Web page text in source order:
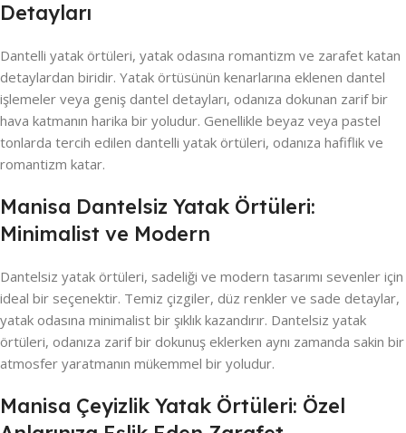
Detayları
Dantelli yatak örtüleri, yatak odasına romantizm ve zarafet katan
detaylardan biridir. Yatak örtüsünün kenarlarına eklenen dantel
işlemeler veya geniş dantel detayları, odanıza dokunan zarif bir
hava katmanın harika bir yoludur. Genellikle beyaz veya pastel
tonlarda tercih edilen dantelli yatak örtüleri, odanıza hafiflik ve
romantizm katar.
Manisa Dantelsiz Yatak Örtüleri:
Minimalist ve Modern
Dantelsiz yatak örtüleri, sadeliği ve modern tasarımı sevenler için
ideal bir seçenektir. Temiz çizgiler, düz renkler ve sade detaylar,
yatak odasına minimalist bir şıklık kazandırır. Dantelsiz yatak
örtüleri, odanıza zarif bir dokunuş eklerken aynı zamanda sakin bir
atmosfer yaratmanın mükemmel bir yoludur.
Manisa Çeyizlik Yatak Örtüleri: Özel